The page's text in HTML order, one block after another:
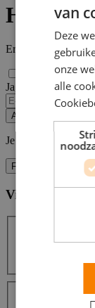
HR-
Er zijn HR
Ja, email mij de
Alert opslaan
Je kunt vacature-
Filters
Vind hier de
van
Deze
onze
alle